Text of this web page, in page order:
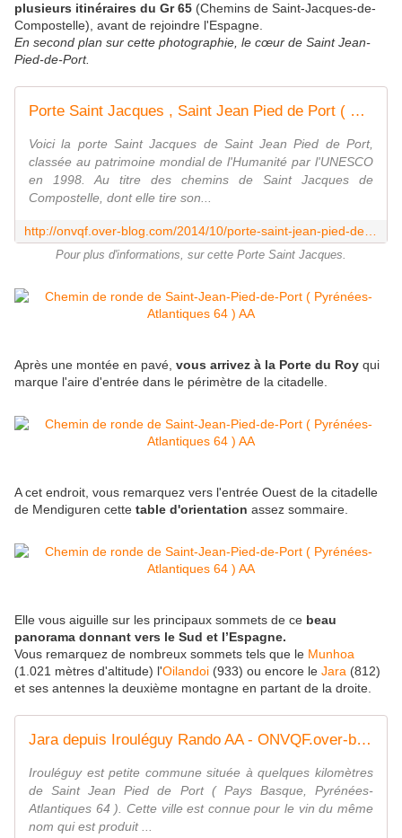
plusieurs itinéraires du Gr 65 (Chemins de Saint-Jacques-de-
Compostelle), avant de rejoindre l'Espagne.
En second plan sur cette photographie, le cœur de Saint Jean-
Pied-de-Port.
Porte Saint Jacques , Saint Jean Pied de Port ( Pyrénées-Atlantiques 64 ) A - ONVQF.over-blog.com
Voici la porte Saint Jacques de Saint Jean Pied de Port,
classée au patrimoine mondial de l'Humanité par l'UNESCO
en 1998. Au titre des chemins de Saint Jacques de
Compostelle, dont elle tire son...
Pour plus d'informations, sur cette Porte Saint Jacques.
Après une montée en pavé, vous arrivez à la Porte du Roy qui
marque l'aire d'entrée dans le périmètre de la citadelle.
A cet endroit, vous remarquez vers l'entrée Ouest de la citadelle
de Mendiguren cette table d'orientation assez sommaire.
Elle vous aiguille sur les principaux sommets de ce beau
panorama donnant vers le Sud et l’Espagne.
Vous remarquez de nombreux sommets tels que le Munhoa
(1.021 mètres d'altitude) l'Oilandoi (933) ou encore le Jara (812)
et ses antennes la deuxième montagne en partant de la droite.
Jara depuis Irouléguy Rando AA - ONVQF.over-blog.com
Irouléguy est petite commune située à quelques kilomètres
de Saint Jean Pied de Port ( Pays Basque, Pyrénées-
Atlantiques 64 ). Cette ville est connue pour le vin du même
nom qui est produit ...